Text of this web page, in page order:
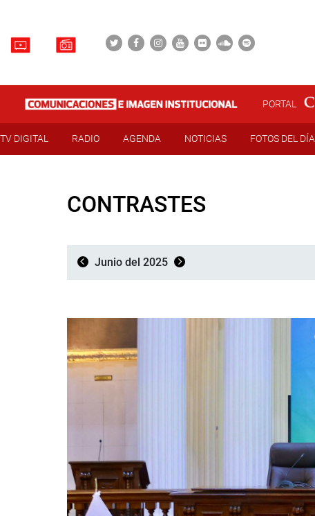
PORTAL
TV DIGITAL RADIO AGENDA NOTICIAS FOTOS DEL DÍA
CONTRASTES
Junio del 2025